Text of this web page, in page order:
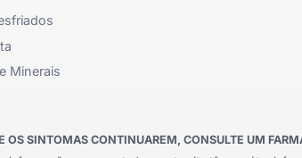
Minerais
OS SINTOMAS CONTINUAREM, CONSULTE UM